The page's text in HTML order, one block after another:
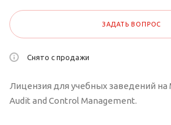
ЗАДАТЬ ВОПРОС
Снято с продажи
Лицензия для учебных заведений
Audit and Control Management.